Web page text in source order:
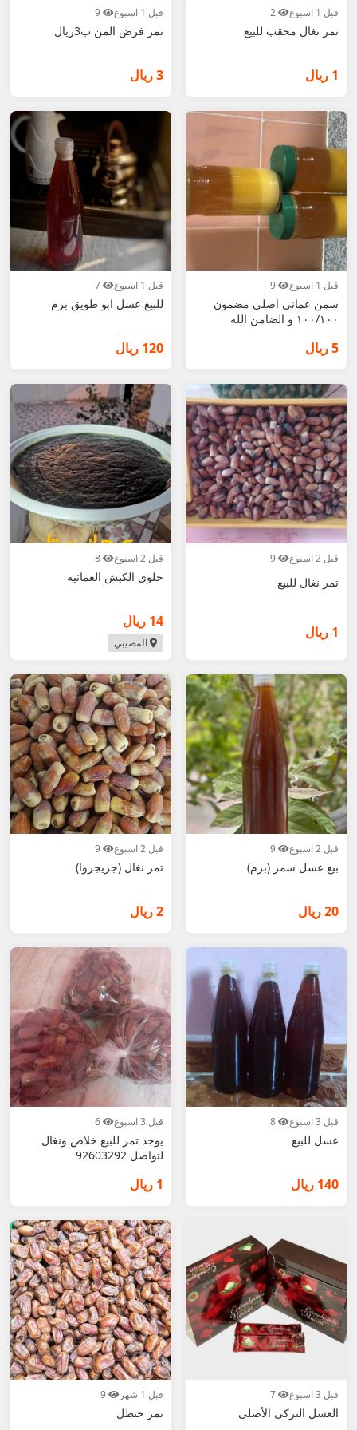
قبل 1 اسبوع
تمر نغال محقب للبيع
1 ريال
قبل 1 اسبوع
تمر فرض المن ب3ريال
3 ريال
قبل 1 اسبوع
سمن عماني اصلي مضمون
١٠٠/١٠٠ و الضامن الله
5 ريال
قبل 1 اسبوع
للبيع عسل ابو طويق برم
120 ريال
قبل 2 اسبوع
تمر نغال للبيع
1 ريال
قبل 2 اسبوع
حلوى الكبش العمانيه
14 ريال
المضيبي
قبل 2 اسبوع
بيع عسل سمر (برم)
20 ريال
قبل 2 اسبوع
تمر نغال (جريجروا)
2 ريال
قبل 3 اسبوع
عسل للبيع
140 ريال
قبل 3 اسبوع
يوجد تمر للبيع خلاص ونغال
لتواصل 92603292
1 ريال
قبل 3 اسبوع
العسل التركى الأصلى
قبل 1 شهر
تمر حنظل